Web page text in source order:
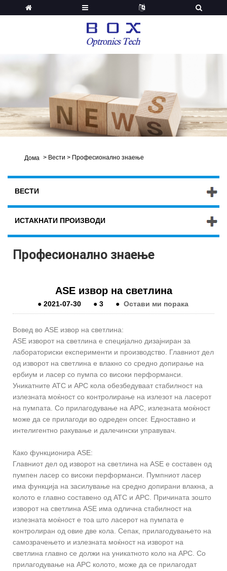
Дома > Вести > Професионално знаење
ВЕСТИ
ИСТАКНАТИ ПРОИЗВОДИ
Професионално знаење
ASE извор на светлина
●2021-07-30 ●3 ● Остави ми порака
Вовед во ASE извор на светлина:
ASE изворот на светлина е специјално дизајниран за
лабораториски експерименти и производство. Главниот дел
од изворот на светлина е влакно со средно допирање на
ербиум и ласер со пумпа со високи перформанси.
Уникатните ATC и APC кола обезбедуваат стабилност на
излезната моќност со контролирање на излезот на ласерот
на пумпата. Со прилагодување на APC, излезната моќност
може да се прилагоди во одреден опсег. Едноставно и
интелигентно ракување и далечински управувач.
Како функционира ASE:
Главниот дел од изворот на светлина на ASE е составен од
пумпен ласер со високи перформанси. Пумпниот ласер
има функција на засилување на средно допирани влакна, а
колото е главно составено од ATC и APC. Причината зошто
изворот на светлина ASE има одлична стабилност на
излезната моќност е тоа што ласерот на пумпата е
контролиран од овие две кола. Сепак, прилагодувањето на
самозрачењето и излезната моќност на изворот на
светлина главно се должи на уникатното коло на APC. Со
прилагодување на APC колото, може да се прилагодат